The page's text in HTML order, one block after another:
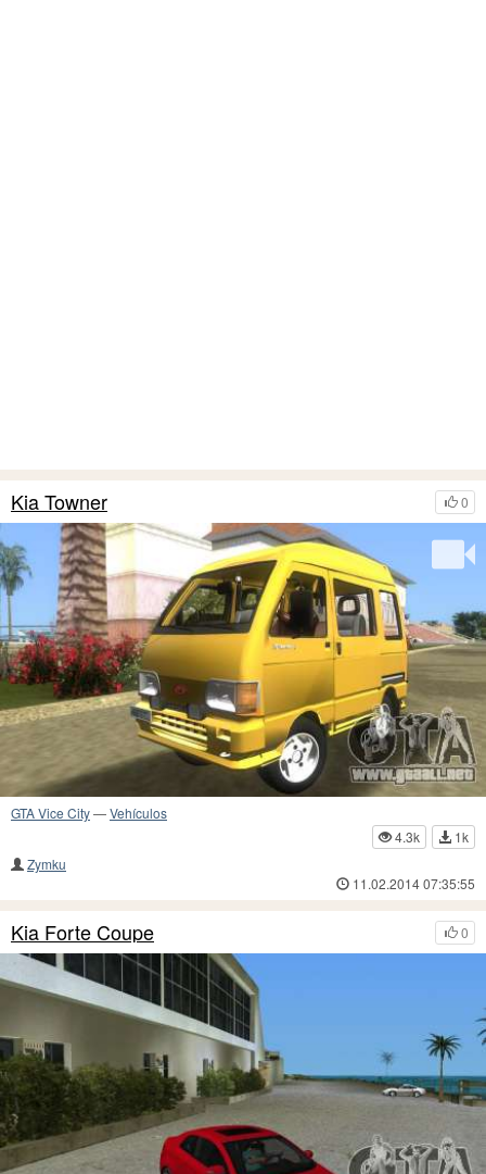
0
Kia Towner
GTA Vice City—Vehículos
4.3k
1k
Zymku
11.02.2014 07:35:55
0
Kia Forte Coupe